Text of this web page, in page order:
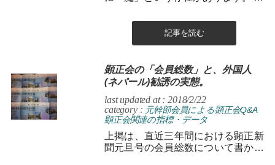
「存在を信じ込まされる」といった
記事を読む
顕正会の「会員総数」と、外国人
(ネパール)勧誘の実態。
last updated at : 2018/2/22
category : 元幹部会員による顕正会Q&A
顕正会関連の指標・データ
上掲は、直近三年間における顕正新
聞元旦号の会員総数について書かれ